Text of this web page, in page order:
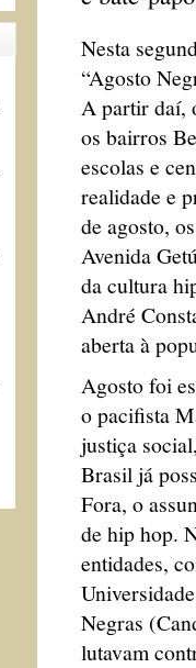
Nesta
“Agosto
A partir daí,
os bairros
escolas e
realidade e
de agosto,
Avenida
da cultura
André
aberta à
Agosto foi
o pacifista
justiça
Brasil já
Fora, o
de hip hop.
entidades,
Negras
lutavam